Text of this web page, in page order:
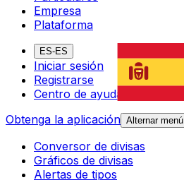
Empresa
Plataforma
ES-ES
Iniciar sesión
Registrarse
Centro de ayuda
Obtenga la aplicación Alternar menú
Conversor de divisas
Gráficos de divisas
Alertas de tipos